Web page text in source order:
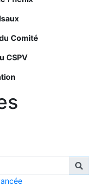
Comité
CSPV